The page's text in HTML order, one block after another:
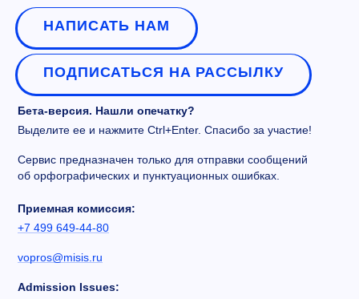
НАПИСАТЬ НАМ
ПОДПИСАТЬСЯ НА РАССЫЛКУ
Бета-версия. Нашли опечатку?
Выделите ее и нажмите Ctrl+Enter. Спасибо за участие!
Сервис предназначен только для отправки сообщений
об орфографических и пунктуационных ошибках.
Приемная комиссия:
+7 499 649-44-80
vopros@misis.ru
Admission Issues: